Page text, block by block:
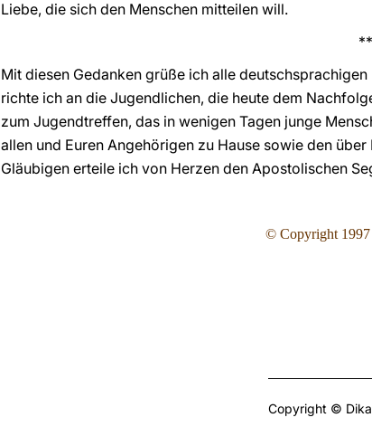
Liebe, die sich den Menschen mitteilen will.
Mit diesen Gedanken grüße ich alle
richte ich an die Jugendlichen, die heute dem
zum Jugendtreffen, das in wenigen Tagen junge
allen und Euren Angehörigen zu Hause sowie den
Gläubigen erteile ich von Herzen den Apostolischen
© Copyright 1997
Copyright ©